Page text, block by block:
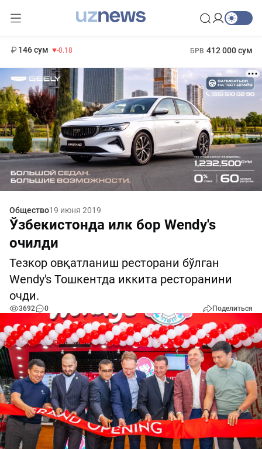
146 сум -0.18 БРВ 412 000 сум
Общество19 июня 2019
Ўзбекистонда илк бор Wendy's
очилди
Тезкор овқатланиш ресторани бўлган
Wendy's Тошкентда иккита ресторанини
очди.
3692 0 Поделиться